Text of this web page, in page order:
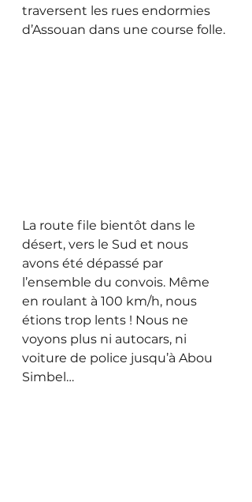
traversent les rues endormies
d’Assouan dans une course folle.
La route file bientôt dans le
désert, vers le Sud et nous
avons été dépassé par
l’ensemble du convois. Même
en roulant à 100 km/h, nous
étions trop lents ! Nous ne
voyons plus ni autocars, ni
voiture de police jusqu’à Abou
Simbel…